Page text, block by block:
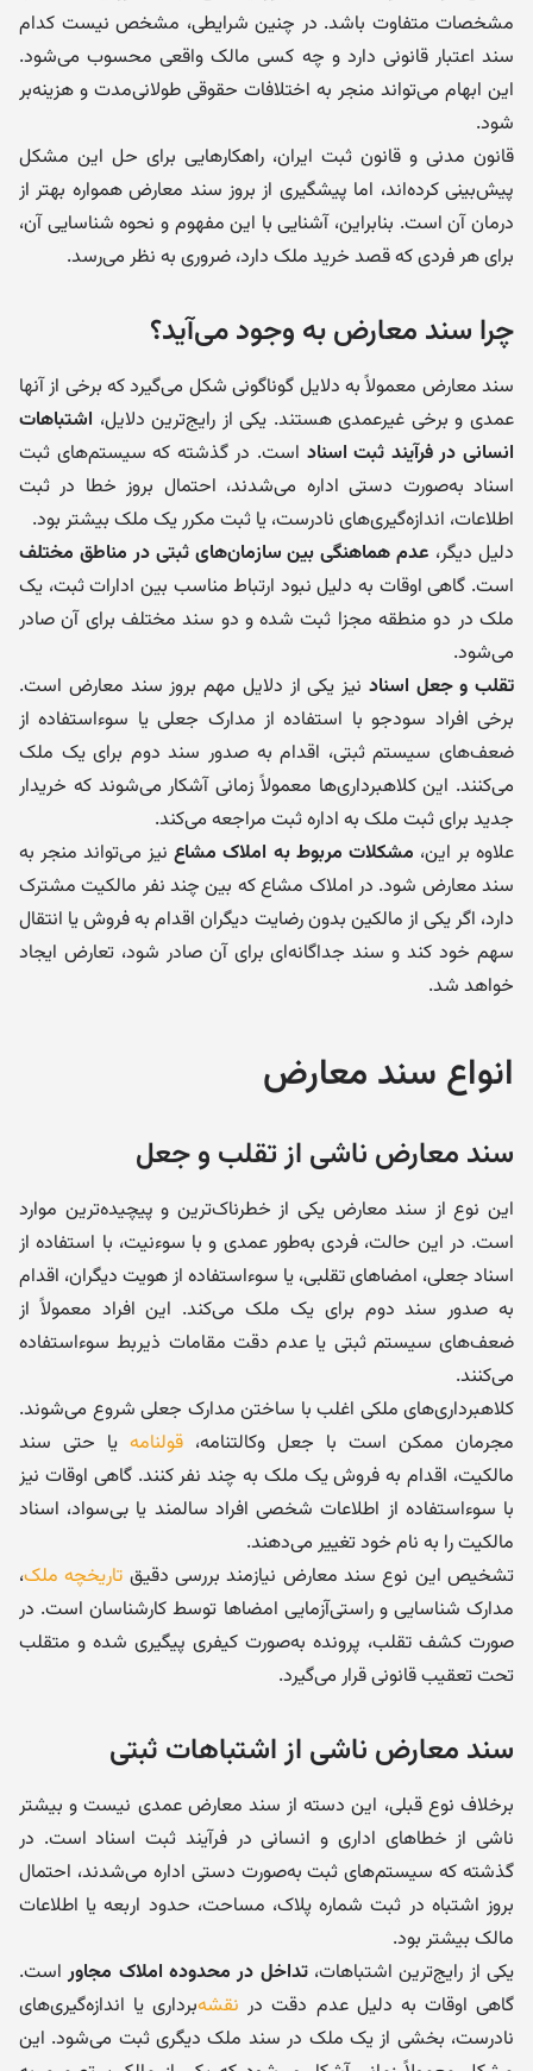
مشخصات متفاوت باشد. در چنین شرایطی، مشخص نیست کدام
سند اعتبار قانونی دارد و چه کسی مالک واقعی محسوب می‌شود.
این ابهام می‌تواند منجر به اختلافات حقوقی طولانی‌مدت و هزینه‌بر
شود.
قانون مدنی و قانون ثبت ایران، راهکارهایی برای حل این مشکل
پیش‌بینی کرده‌اند، اما پیشگیری از بروز سند معارض همواره بهتر از
درمان آن است. بنابراین، آشنایی با این مفهوم و نحوه شناسایی آن،
برای هر فردی که قصد خرید ملک دارد، ضروری به نظر می‌رسد.
چرا سند معارض به وجود می‌آید؟
سند معارض معمولاً به دلایل گوناگونی شکل می‌گیرد که برخی از آنها
عمدی و برخی غیرعمدی هستند. یکی از رایج‌ترین دلایل، اشتباهات
انسانی در فرآیند ثبت اسناد است. در گذشته که سیستم‌های ثبت
اسناد به‌صورت دستی اداره می‌شدند، احتمال بروز خطا در ثبت
اطلاعات، اندازه‌گیری‌های نادرست، یا ثبت مکرر یک ملک بیشتر بود.
دلیل دیگر، عدم هماهنگی بین سازمان‌های ثبتی در مناطق مختلف
است. گاهی اوقات به دلیل نبود ارتباط مناسب بین ادارات ثبت، یک
ملک در دو منطقه مجزا ثبت شده و دو سند مختلف برای آن صادر
می‌شود.
تقلب و جعل اسناد نیز یکی از دلایل مهم بروز سند معارض است.
برخی افراد سودجو با استفاده از مدارک جعلی یا سوءاستفاده از
ضعف‌های سیستم ثبتی، اقدام به صدور سند دوم برای یک ملک
می‌کنند. این کلاهبرداری‌ها معمولاً زمانی آشکار می‌شوند که خریدار
جدید برای ثبت ملک به اداره ثبت مراجعه می‌کند.
علاوه بر این، مشکلات مربوط به املاک مشاعنیز می‌تواند منجر به
سند معارض شود. در املاک مشاع که بین چند نفر مالکیت مشترک
دارد، اگر یکی از مالکین بدون رضایت دیگران اقدام به فروش یا انتقال
سهم خود کند و سند جداگانه‌ای برای آن صادر شود، تعارض ایجاد
خواهد شد.
انواع سند معارض
سند معارض ناشی از تقلب و جعل
این نوع از سند معارض یکی از خطرناک‌ترین و پیچیده‌ترین موارد
است. در این حالت، فردی به‌طور عمدی و با سوءنیت، با استفاده از
اسناد جعلی، امضاهای تقلبی، یا سوءاستفاده از هویت دیگران، اقدام
به صدور سند دوم برای یک ملک می‌کند. این افراد معمولاً از
ضعف‌های سیستم ثبتی یا عدم دقت مقامات ذیربط سوءاستفاده
می‌کنند.
کلاهبرداری‌های ملکی اغلب با ساختن مدارک جعلی شروع می‌شوند.
مجرمان ممکن است با جعل وکالتنامه، قولنامه یا حتی سند
مالکیت، اقدام به فروش یک ملک به چند نفر کنند. گاهی اوقات نیز
با سوءاستفاده از اطلاعات شخصی افراد سالمند یا بی‌سواد، اسناد
مالکیت را به نام خود تغییر می‌دهند.
تشخیص این نوع سند معارض نیازمند بررسی دقیق تاریخچه ملک،
مدارک شناسایی و راستی‌آزمایی امضاها توسط کارشناسان است. در
صورت کشف تقلب، پرونده به‌صورت کیفری پیگیری شده و متقلب
تحت تعقیب قانونی قرار می‌گیرد.
سند معارض ناشی از اشتباهات ثبتی
برخلاف نوع قبلی، این دسته از سند معارض عمدی نیست و بیشتر
ناشی از خطاهای اداری و انسانی در فرآیند ثبت اسناد است. در
گذشته که سیستم‌های ثبت به‌صورت دستی اداره می‌شدند، احتمال
بروز اشتباه در ثبت شماره پلاک، مساحت، حدود اربعه یا اطلاعات
مالک بیشتر بود.
یکی از رایج‌ترین اشتباهات،تداخل در محدوده املاک مجاوراست.
گاهی اوقات به دلیل عدم دقت در نقشه‌برداری یا اندازه‌گیری‌های
نادرست، بخشی از یک ملک در سند ملک دیگری ثبت می‌شود. این